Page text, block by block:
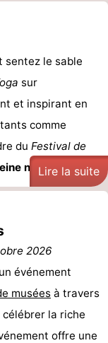
sentez le sable
sur
et inspirant en
comme
du Festival de
nature : ...
Lire la suite
2026
événement
musées à travers
la riche
offre une